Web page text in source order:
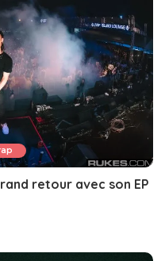
retour avec son EP